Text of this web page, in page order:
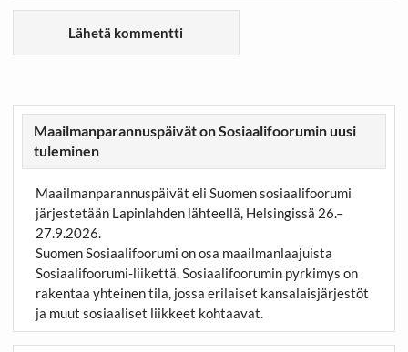
Maailmanparannuspäivät on Sosiaalifoorumin uusi
tuleminen
Maailmanparannuspäivät eli Suomen sosiaalifoorumi
järjestetään Lapinlahden lähteellä, Helsingissä 26.–
27.9.2026.
Suomen Sosiaalifoorumi on osa maailmanlaajuista
Sosiaalifoorumi-liikettä. Sosiaalifoorumin pyrkimys on
rakentaa yhteinen tila, jossa erilaiset kansalaisjärjestöt
ja muut sosiaaliset liikkeet kohtaavat.